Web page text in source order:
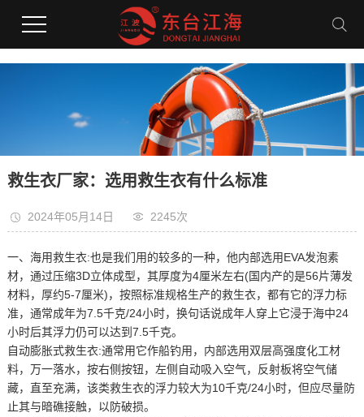
救生衣厂家：选用救生衣有什么标准
2024年05月14日 2245次
一、海用救生衣:也是我们用的较多的一种，他内部选用EVA发泡素
材，通过压缩3D立体成型，其厚度为4厘米左右(国内产的是56片薄发
材料，厚约5-7厘米)，按照标准规格生产的救生衣，都有它的浮力标
准，通常成年为7.5千克/24小时，换句话说成年人穿上它浸于海中24
小时后其浮力仍可以达到7.5千克。
自动膨胀式救生衣:通常用它作船钓用，内部选用双层高强度化工材
料，万一落水，按右侧按钮，左侧自动吸入空气，反射板将空气储
藏，直至充满，该类救生衣的浮力较大为10千克/24小时，但应尽量防
止其与暗礁接触，以防破损。